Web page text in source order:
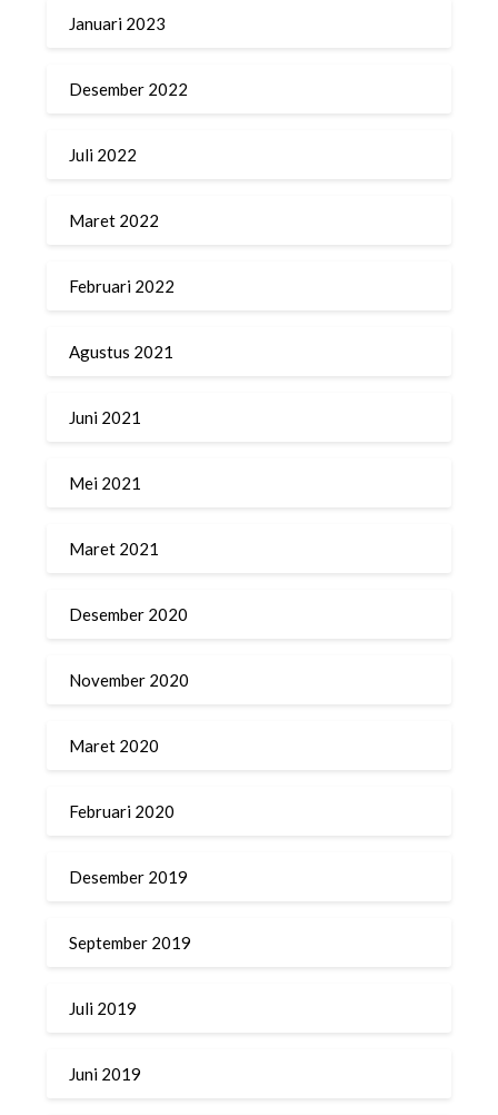
Januari 2023
Desember 2022
Juli 2022
Maret 2022
Februari 2022
Agustus 2021
Juni 2021
Mei 2021
Maret 2021
Desember 2020
November 2020
Maret 2020
Februari 2020
Desember 2019
September 2019
Juli 2019
Juni 2019